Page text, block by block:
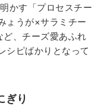
かす「プロセスチー
ょうが×サラミチー
、チーズ愛あふれ
シピばかりとなって
ぎり